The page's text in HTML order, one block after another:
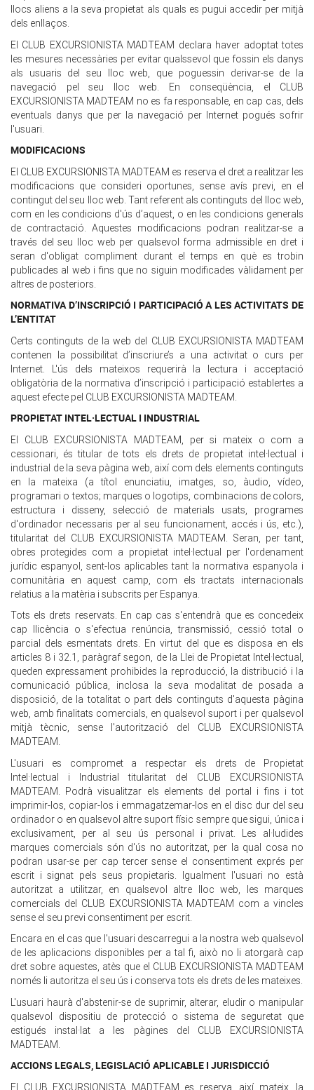
llocs aliens a la seva propietat als quals es pugui accedir per mitjà
dels enllaços.
El CLUB EXCURSIONISTA MADTEAM declara haver adoptat totes
les mesures necessàries per evitar qualssevol que fossin els danys
als usuaris del seu lloc web, que poguessin derivar-se de la
navegació pel seu lloc web. En conseqüència, el CLUB
EXCURSIONISTA MADTEAM no es fa responsable, en cap cas, dels
eventuals danys que per la navegació per Internet pogués sofrir
l'usuari.
MODIFICACIONS
El CLUB EXCURSIONISTA MADTEAM es reserva el dret a realitzar les
modificacions que consideri oportunes, sense avís previ, en el
contingut del seu lloc web. Tant referent als continguts del lloc web,
com en les condicions d'ús d’aquest, o en les condicions generals
de contractació. Aquestes modificacions podran realitzar-se a
través del seu lloc web per qualsevol forma admissible en dret i
seran d'obligat compliment durant el temps en què es trobin
publicades al web i fins que no siguin modificades vàlidament per
altres de posteriors.
NORMATIVA D’INSCRIPCIÓ I PARTICIPACIÓ A LES ACTIVITATS DE
L’ENTITAT
Certs continguts de la web del CLUB EXCURSIONISTA MADTEAM
contenen la possibilitat d’inscriure’s a una activitat o curs per
Internet. L'ús dels mateixos requerirà la lectura i acceptació
obligatòria de la normativa d’inscripció i participació establertes a
aquest efecte pel CLUB EXCURSIONISTA MADTEAM.
PROPIETAT INTEL·LECTUAL I INDUSTRIAL
El CLUB EXCURSIONISTA MADTEAM, per si mateix o com a
cessionari, és titular de tots els drets de propietat intel·lectual i
industrial de la seva pàgina web, així com dels elements continguts
en la mateixa (a títol enunciatiu, imatges, so, àudio, vídeo,
programari o textos; marques o logotips, combinacions de colors,
estructura i disseny, selecció de materials usats, programes
d'ordinador necessaris per al seu funcionament, accés i ús, etc.),
titularitat del CLUB EXCURSIONISTA MADTEAM. Seran, per tant,
obres protegides com a propietat intel·lectual per l'ordenament
jurídic espanyol, sent-los aplicables tant la normativa espanyola i
comunitària en aquest camp, com els tractats internacionals
relatius a la matèria i subscrits per Espanya.
Tots els drets reservats. En cap cas s'entendrà que es concedeix
cap llicència o s'efectua renúncia, transmissió, cessió total o
parcial dels esmentats drets. En virtut del que es disposa en els
articles 8 i 32.1, paràgraf segon, de la Llei de Propietat Intel·lectual,
queden expressament prohibides la reproducció, la distribució i la
comunicació pública, inclosa la seva modalitat de posada a
disposició, de la totalitat o part dels continguts d'aquesta pàgina
web, amb finalitats comercials, en qualsevol suport i per qualsevol
mitjà tècnic, sense l'autorització del CLUB EXCURSIONISTA
MADTEAM.
L'usuari es compromet a respectar els drets de Propietat
Intel·lectual i Industrial titularitat del CLUB EXCURSIONISTA
MADTEAM. Podrà visualitzar els elements del portal i fins i tot
imprimir-los, copiar-los i emmagatzemar-los en el disc dur del seu
ordinador o en qualsevol altre suport físic sempre que sigui, única i
exclusivament, per al seu ús personal i privat. Les al·ludides
marques comercials són d'ús no autoritzat, per la qual cosa no
podran usar-se per cap tercer sense el consentiment exprés per
escrit i signat pels seus propietaris. Igualment l'usuari no està
autoritzat a utilitzar, en qualsevol altre lloc web, les marques
comercials del CLUB EXCURSIONISTA MADTEAM com a vincles
sense el seu previ consentiment per escrit.
Encara en el cas que l'usuari descarregui a la nostra web qualsevol
de les aplicacions disponibles per a tal fi, això no li atorgarà cap
dret sobre aquestes, atès que el CLUB EXCURSIONISTA MADTEAM
només li autoritza el seu ús i conserva tots els drets de les mateixes.
L'usuari haurà d'abstenir-se de suprimir, alterar, eludir o manipular
qualsevol dispositiu de protecció o sistema de seguretat que
estigués instal·lat a les pàgines del CLUB EXCURSIONISTA
MADTEAM.
ACCIONS LEGALS, LEGISLACIÓ APLICABLE I JURISDICCIÓ
El CLUB EXCURSIONISTA MADTEAM es reserva, així mateix, la